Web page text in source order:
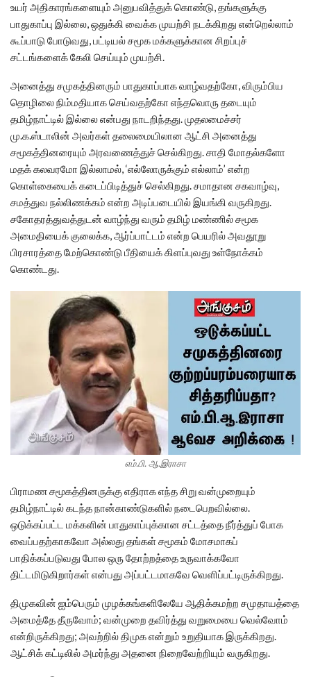
உயர் அதிகாரங்களையும் அனுபவித்துக் கொண்டு, தங்களுக்கு
பாதுகாப்பு இல்லை, ஒதுக்கி வைக்க முயற்சி நடக்கிறது என்றெல்லாம்
கூப்பாடு போடுவது, பட்டியல் சமூக மக்களுக்கான சிறப்புச்
சட்டங்களைக் கேலி செய்யும் முயற்சி.
அனைத்து சமுகத்தினரும் பாதுகாப்பாக வாழ்வதற்கோ, விரும்பிய
தொழிலை நிம்மதியாக செய்வதற்கோ எந்தவொரு தடையும்
தமிழ்நாட்டில் இல்லை என்பது நாடறிந்தது. முதலமைச்சர்
மு.க.ஸ்டாலின் அவர்கள் தலைமையிலான ஆட்சி அனைத்து
சமூகத்தினரையும் அரவணைத்துச் செல்கிறது. சாதி மோதல்களோ
மதக் கலவரமோ இல்லாமல், ‘எல்லோருக்கும் எல்லாம்’ என்ற
கொள்கையைக் கடைப்பிடித்துச் செல்கிறது. சமாதான சகவாழ்வு,
சமத்துவ நல்லிணக்கம் என்ற அடிப்படையில் இயங்கி வருகிறது.
சகோதரத்துவத்துடன் வாழ்ந்து வரும் தமிழ் மண்ணில் சமூக
அமைதியைக் குலைக்க, ஆர்ப்பாட்டம் என்ற பெயரில் அவதூறு
பிரசாரத்தை மேற்கொண்டு பீதியைக் கிளப்புவது உள்நோக்கம்
கொண்டது.
எம்.பி. ஆ.இராசா
பிராமண சமூகத்தினருக்கு எதிராக எந்த சிறு வன்முறையும்
தமிழ்நாட்டில் கடந்த நான்காண்டுகளில் நடைபெறவில்லை.
ஒடுக்கப்பட்ட மக்களின் பாதுகாப்புக்கான சட்டத்தை நீர்த்துப் போக
வைப்பதற்காகவோ அல்லது தங்கள் சமூகம் மோசமாகப்
பாதிக்கப்படுவது போல ஒரு தோற்றத்தை உருவாக்கவோ
திட்டமிடுகிறார்கள் என்பது அப்பட்டமாகவே வெளிப்பட்டிருக்கிறது.
திமுகவின் ஐம்பெரும் முழக்கங்களிலேயே ஆதிக்கமற்ற சமுதாயத்தை
அமைத்தே தீருவோம்; வன்முறை தவிர்த்து வறுமையை வெல்வோம்
என்றிருக்கிறது; அவற்றில் திமுக என்றும் உறுதியாக இருக்கிறது.
ஆட்சிக் கட்டிலில் அமர்ந்து அதனை நிறைவேற்றியும் வருகிறது.